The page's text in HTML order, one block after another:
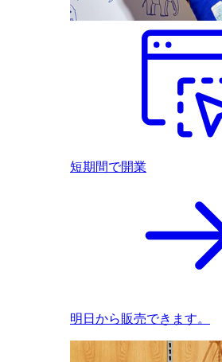
短期間で開業
明日から販売できます。